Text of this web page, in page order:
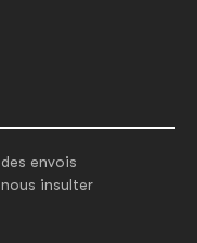
envois
insulter